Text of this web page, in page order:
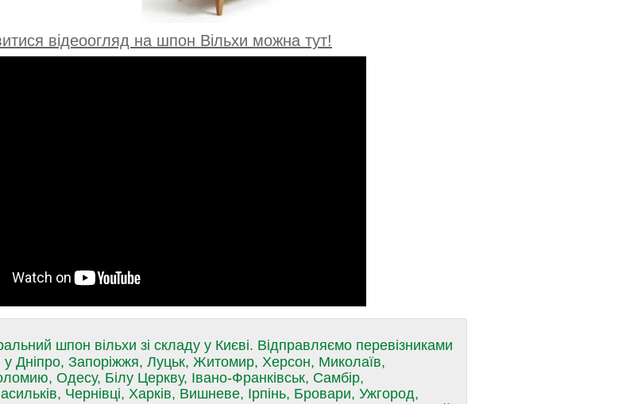
відеоогляд на шпон Вільхи можна тут!
шпон вільхи зі складу у Києві. Відправляємо перевізниками
Дніпро, Запоріжжя, Луцьк, Житомир, Херсон, Миколаїв,
Одесу, Білу Церкву, Івано-Франківськ, Самбір,
Чернівці, Харків, Вишневе, Ірпінь, Бровари, Ужгород,